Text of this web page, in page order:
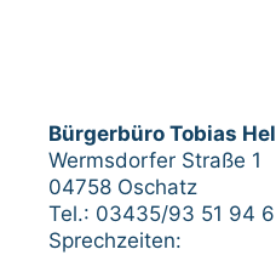
Bürgerbüro Tobias
Wermsdorfer Straße 1
04758 Oschatz
Tel.: 03435/93 51 94 6
Sprechzeiten: